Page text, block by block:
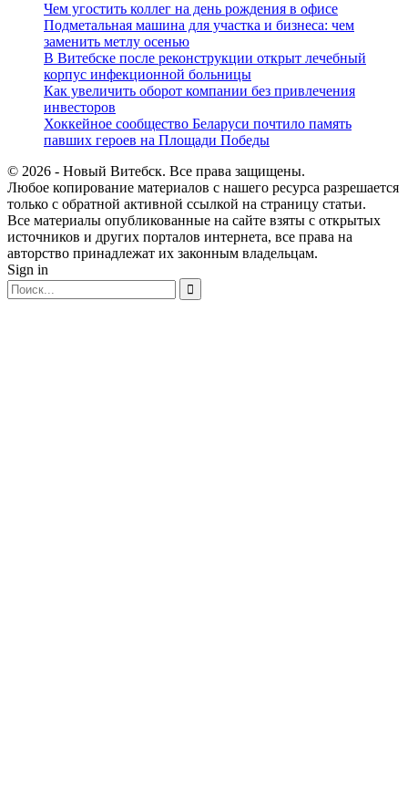
Чем угостить коллег на день рождения в офисе
Подметальная машина для участка и бизнеса: чем
заменить метлу осенью
В Витебске после реконструкции открыт лечебный
корпус инфекционной больницы
Как увеличить оборот компании без привлечения
инвесторов
Хоккейное сообщество Беларуси почтило память
павших героев на Площади Победы
© 2026 - Новый Витебск. Все права защищены.
Любое копирование материалов с нашего ресурса разрешается
только с обратной активной ссылкой на страницу статьи.
Все материалы опубликованные на сайте взяты с открытых
источников и других порталов интернета, все права на
авторство принадлежат их законным владельцам.
Sign in